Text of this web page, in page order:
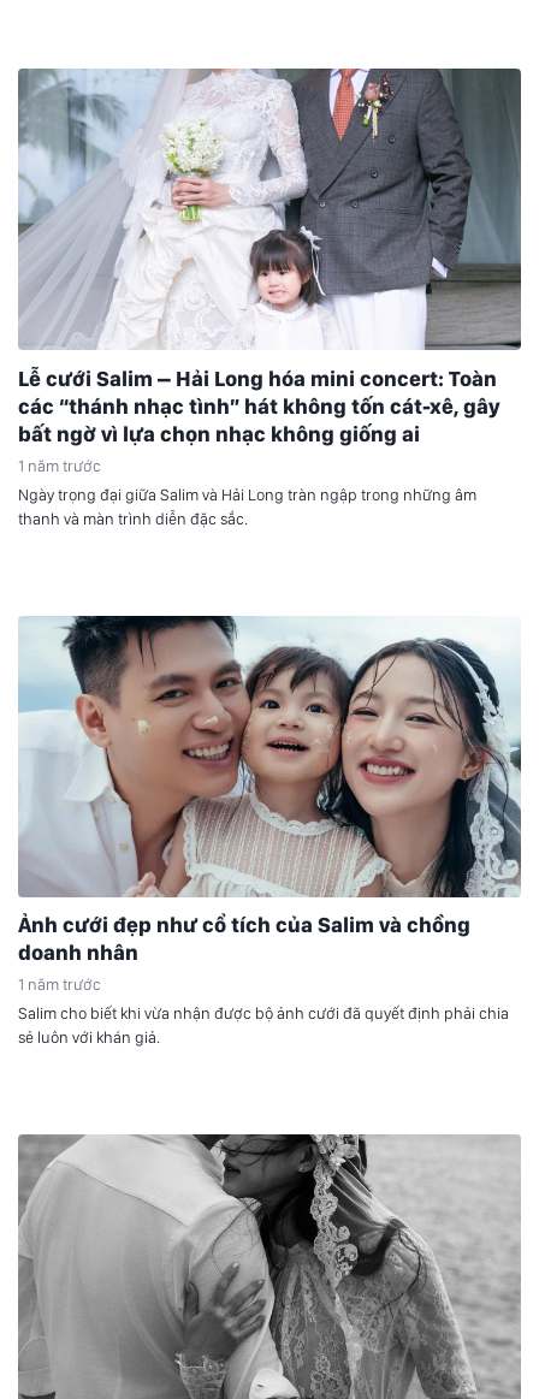
Lễ cưới Salim – Hải Long hóa mini concert: Toàn
các “thánh nhạc tình” hát không tốn cát-xê, gây
bất ngờ vì lựa chọn nhạc không giống ai
1 năm trước
Ngày trọng đại giữa Salim và Hải Long tràn ngập trong những âm
thanh và màn trình diễn đặc sắc.
Ảnh cưới đẹp như cổ tích của Salim và chồng
doanh nhân
1 năm trước
Salim cho biết khi vừa nhận được bộ ảnh cưới đã quyết định phải chia
sẻ luôn với khán giả.